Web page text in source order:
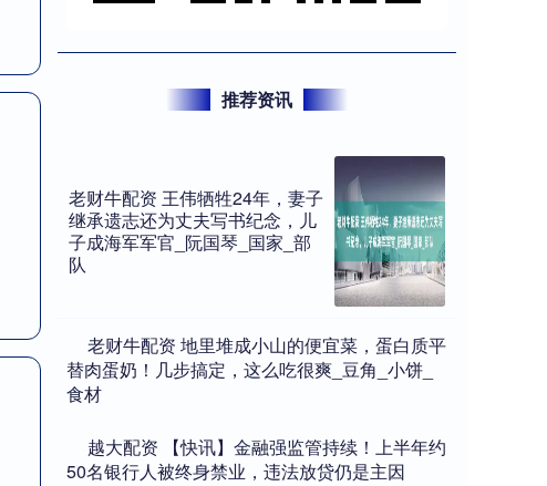
推荐资讯
老财牛配资 王伟牺牲24年，妻子
继承遗志还为丈夫写书纪念，儿
子成海军军官_阮国琴_国家_部
队
​老财牛配资 地里堆成小山的便宜菜，蛋白质平
替肉蛋奶！几步搞定，这么吃很爽_豆角_小饼_
食材
​越大配资 【快讯】金融强监管持续！上半年约
50名银行人被终身禁业，违法放贷仍是主因